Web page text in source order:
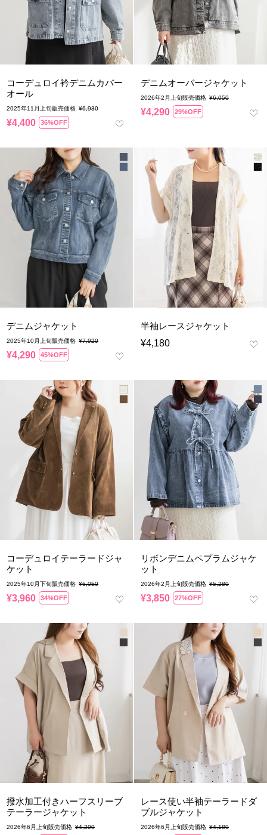
コーデュロイ衿デニムカバー
オール
2025年11月上旬販売価格 ¥6,930
¥4,400 36%OFF
デニムオーバージャケット
2026年2月上旬販売価格 ¥6,050
¥4,290 29%OFF
デニムジャケット
2025年10月上旬販売価格 ¥7,920
¥4,290 45%OFF
半袖レースジャケット
¥4,180
コーデュロイテーラードジャ
ケット
2025年10月下旬販売価格 ¥6,050
¥3,960 34%OFF
リボンデニムペプラムジャケ
ット
2026年2月上旬販売価格 ¥5,280
¥3,850 27%OFF
撥水加工付きハーフスリーブ
テーラージャケット
2026年6月上旬販売価格 ¥4,290
レース使い半袖テーラードダ
ブルジャケット
2026年6月上旬販売価格 ¥4,180